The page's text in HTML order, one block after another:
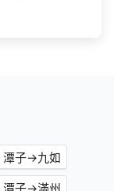
潭子→九如